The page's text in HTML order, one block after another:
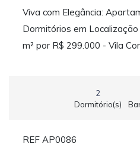
Viva com Elegância:
Dormitórios em
m² por R$ 299.000 - Vila
2
Dormitório(s)
REF AP0086